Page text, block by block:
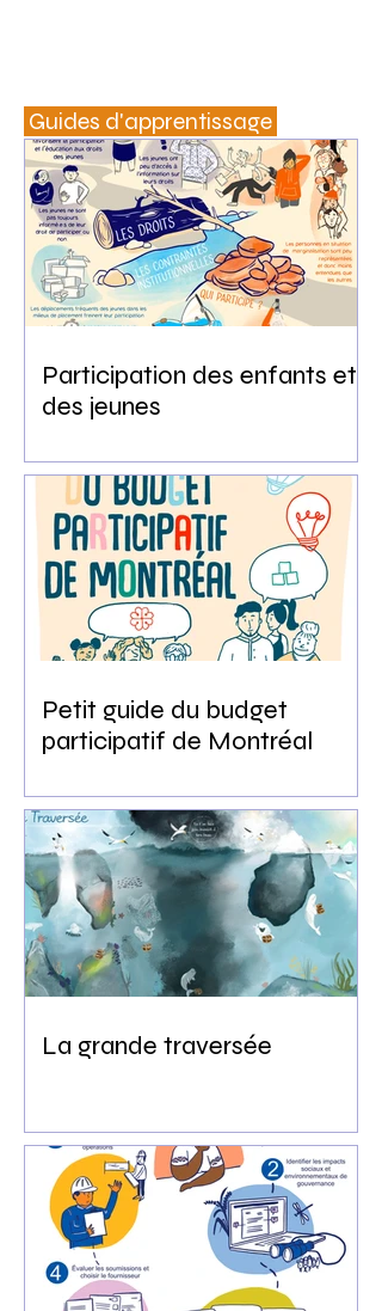
Guides d'apprentissage
Participation des enfants et
des jeunes
Petit guide du budget
participatif de Montréal
La grande traversée